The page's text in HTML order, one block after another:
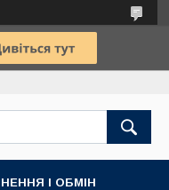
І ОБМІН